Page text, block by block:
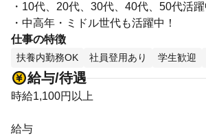
・10代、20代、30代、40代、50代活躍
・中高年・ミドル世代も活躍中！
仕事の特徴
扶養内勤務OK 社員登用あり 学生歓迎
給与/待遇
時給1,100円以上
給与